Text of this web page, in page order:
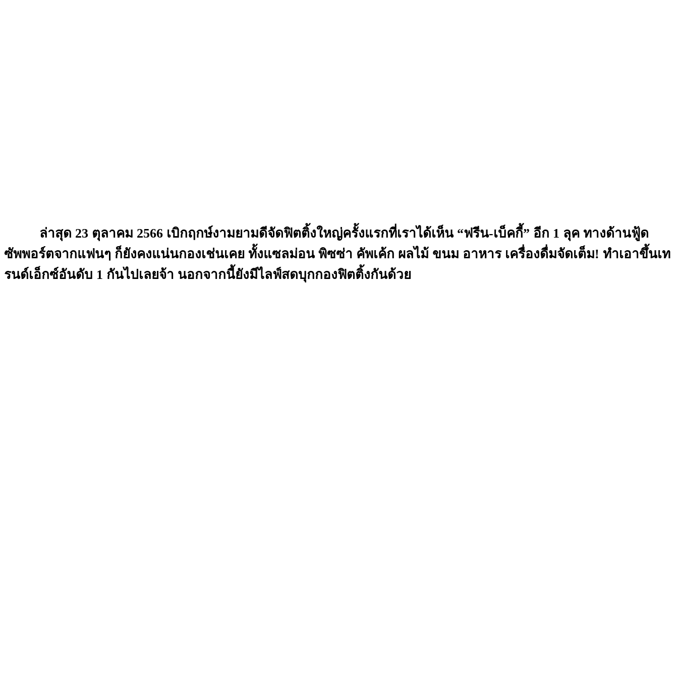
ล่าสุด 23 ตุลาคม 2566 เบิกฤกษ์งามยามดีจัดฟิตติ้งใหญ่ครั้งแรกที่เราได้เห็น “ฟรีน-เบ็คกี้” อีก 1 ลุค ทางด้านฟู้ด
ซัพพอร์ตจากแฟนๆ ก็ยังคงแน่นกองเช่นเคย ทั้งแซลม่อน พิซซ่า คัพเค้ก ผลไม้ ขนม อาหาร เครื่องดื่มจัดเต็ม! ทำเอาขึ้นเท
รนด์เอ็กซ์อันดับ 1 กันไปเลยจ้า นอกจากนี้ยังมีไลฟ์สดบุกกองฟิตติ้งกันด้วย